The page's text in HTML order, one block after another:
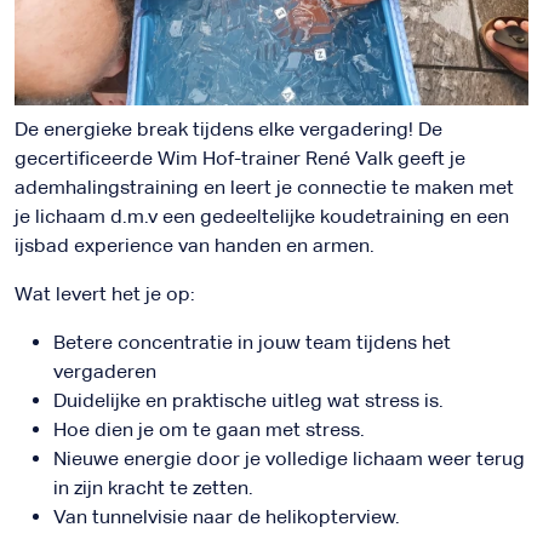
De energieke break tijdens elke vergadering! De
gecertificeerde Wim Hof-trainer René Valk geeft je
ademhalingstraining en leert je connectie te maken met
je lichaam d.m.v een gedeeltelijke koudetraining en een
ijsbad experience van handen en armen.
Wat levert het je op:
Betere concentratie in jouw team tijdens het
vergaderen
Duidelijke en praktische uitleg wat stress is.
Hoe dien je om te gaan met stress.
Nieuwe energie door je volledige lichaam weer terug
in zijn kracht te zetten.
Van tunnelvisie naar de helikopterview.